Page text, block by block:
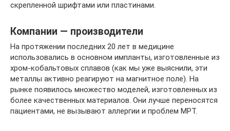
скрепленной шрифтами или пластинами.
Компании — производители
На протяжении последних 20 лет в медицине
использовались в основном импланты, изготовленные из
хром-кобальтовых сплавов (как мы уже выяснили, эти
металлы активно реагируют на магнитное поле). На
рынке появилось множество моделей, изготовленных из
более качественных материалов. Они лучше переносятся
пациентами, не вызывают аллергии и проблем МРТ.